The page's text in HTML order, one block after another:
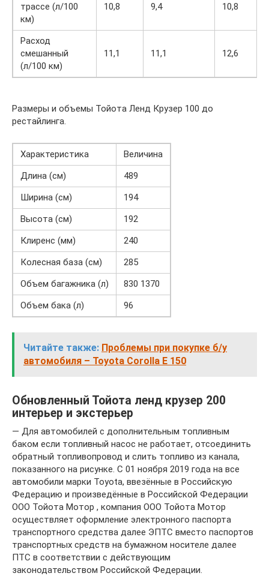
трассе (л/100
км)
10,8 9,4 10,8
Расход
смешанный
(л/100 км)
11,1 11,1 12,6
Размеры и объемы Тойота Ленд Крузер 100 до
рестайлинга.
Характеристика
Величина
Длина (см)
489
Ширина (см)
194
Высота (см)
192
Клиренс (мм)
240
Колесная база (см)
285
Объем багажника (л)
830 1370
Объем бака (л)
96
Читайте также: Проблемы при покупке б/у
автомобиля – Toyota Corolla E 150
Обновленный Тойота ленд крузер 200
интерьер и экстерьер
— Для автомобилей с дополнительным топливным
баком если топливный насос не работает, отсоединить
обратный топливопровод и слить топливо из канала,
показанного на рисунке. С 01 ноября 2019 года на все
автомобили марки Toyota, ввезённые в Российскую
Федерацию и произведённые в Российской Федерации
ООО Тойота Мотор , компания ООО Тойота Мотор
осуществляет оформление электронного паспорта
транспортного средства далее ЭПТС вместо паспортов
транспортных средств на бумажном носителе далее
ПТС в соответствии с действующим
законодательством Российской Федерации.